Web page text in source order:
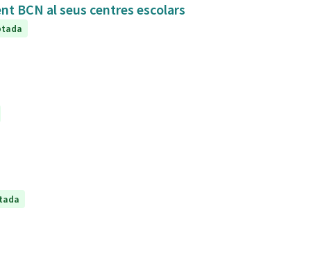
BCN al seus centres escolars